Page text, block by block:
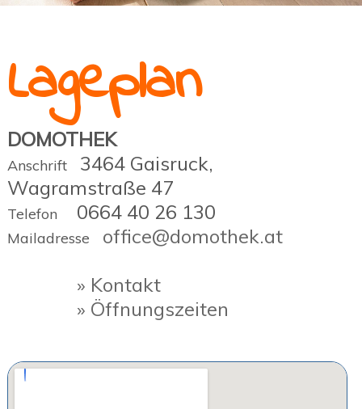
Lageplan
DOMOTHEK
Anschrift
3464 Gaisruck,
Wagramstraße 47
Telefon 0664 40 26 130
Mailadresse
office@domothek.at
» Kontakt
» Öffnungszeiten